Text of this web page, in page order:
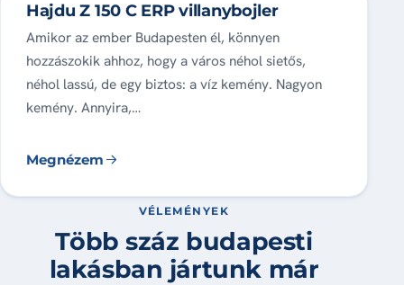
Hajdu Z 150 C ERP villanybojler
Amikor az ember Budapesten él, könnyen
hozzászokik ahhoz, hogy a város néhol sietős,
néhol lassú, de egy biztos: a víz kemény. Nagyon
kemény. Annyira,…
Megnézem
VÉLEMÉNYEK
Több száz budapesti
lakásban jártunk már